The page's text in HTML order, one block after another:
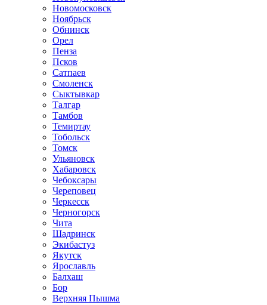
Новомосковск
Ноябрьск
Обнинск
Орел
Пенза
Псков
Сатпаев
Смоленск
Сыктывкар
Талгар
Тамбов
Темиртау
Тобольск
Томск
Ульяновск
Хабаровск
Чебоксары
Череповец
Черкесск
Черногорск
Чита
Шадринск
Экибастуз
Якутск
Ярославль
Балхаш
Бор
Верхняя Пышма